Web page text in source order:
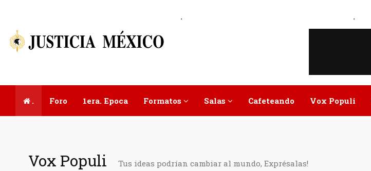
. .
. Foro 1era. Epoca Formatos Salas Cafeteando Vox Populi
Vox Populi Tus ideas podrían cambiar al mundo, Exprésalas!